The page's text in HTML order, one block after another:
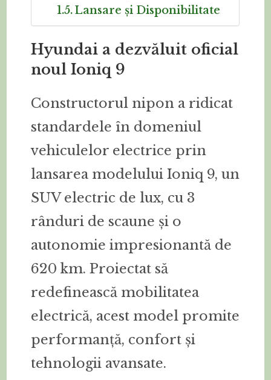
Lansare și Disponibilitate
Hyundai a dezvăluit oficial
noul Ioniq 9
Constructorul nipon a ridicat
standardele în domeniul
vehiculelor electrice prin
lansarea modelului Ioniq 9, un
SUV electric de lux, cu 3
rânduri de scaune și o
autonomie impresionantă de
620 km. Proiectat să
redefinească mobilitatea
electrică, acest model promite
performanță, confort și
tehnologii avansate.